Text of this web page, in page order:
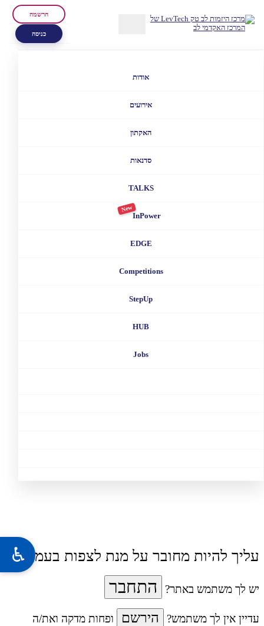
הרשמה
כניסה
אודות
אירועים
האקתון
סדנאות
TALKS
InPower
New
EDGE
Competitions
StepUp
HUB
Jobs
עליך להיות מחובר על מנת לצפות בעמוד זה
יש לך משתמש באתר? התחבר
עדיין אין לך משתמש? הירשם
ופחות מדקה ואת/ה